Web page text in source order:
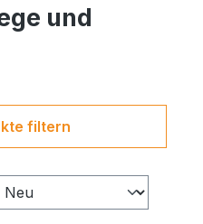
und
filtern